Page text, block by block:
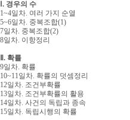
Ⅰ. 경우의 수
1~4일차. 여러 가지 순열
5~6일차. 중복조합(1)
7일차. 중복조합(2)
8일차. 이항정리
Ⅱ. 확률
9일차. 확률
10~11일차. 확률의 덧셈정리
12일차. 조건부확률
13일차. 조건부확률의 활용
14일차. 사건의 독립과 종속
15일차. 독립시행의 확률